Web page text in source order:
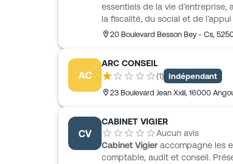
essentiels de la vie
la fiscalité, du social et de
dans une approche concrète et
ainsi qu’un accompagnement
décisions.
20 Boulevard Besson Bey - Cs,
AC
ARC CONSEIL
(1) Indépendant
23 Boulevard Jean Xxiii, 16000
CV
CABINET VIGIER
Aucun avis
Cabinet Vigieraccompagne les
comptable, audit et conseil.